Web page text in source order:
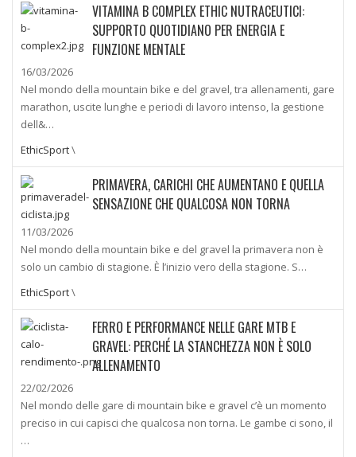
VITAMINA B COMPLEX ETHIC NUTRACEUTICI:
SUPPORTO QUOTIDIANO PER ENERGIA E
FUNZIONE MENTALE
16/03/2026
Nel mondo della mountain bike e del gravel, tra allenamenti, gare
marathon, uscite lunghe e periodi di lavoro intenso, la gestione
dell&…
EthicSport\
PRIMAVERA, CARICHI CHE AUMENTANO E QUELLA
SENSAZIONE CHE QUALCOSA NON TORNA
11/03/2026
Nel mondo della mountain bike e del gravel la primavera non è
solo un cambio di stagione. È l’inizio vero della stagione. S…
EthicSport\
FERRO E PERFORMANCE NELLE GARE MTB E
GRAVEL: PERCHÉ LA STANCHEZZA NON È SOLO
ALLENAMENTO
22/02/2026
Nel mondo delle gare di mountain bike e gravel c’è un momento
preciso in cui capisci che qualcosa non torna. Le gambe ci sono, il
…